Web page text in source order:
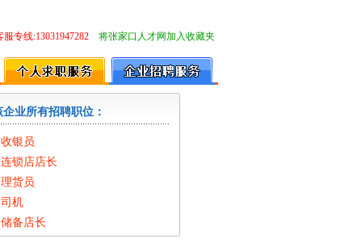
服专线:13031947282 将张家口人才网加入收藏夹
企业所有招聘职位：
收银员
连锁店店长
理货员
司机
储备店长